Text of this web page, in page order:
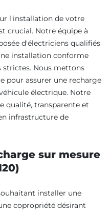
l'installation de votre
crucial. Notre équipe à
d'électriciens qualifiés
installation conforme
strictes. Nous mettons
pour assurer une recharge
électrique. Notre
qualité, transparente et
infrastructure de
sur mesure
installer une
copropriété désirant